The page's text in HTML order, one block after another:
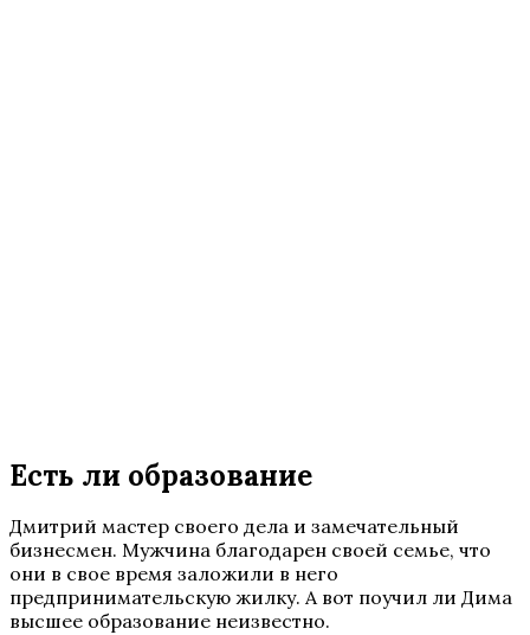
Есть ли образование
Дмитрий мастер своего дела и замечательный
бизнесмен. Мужчина благодарен своей семье, что
они в свое время заложили в него
предпринимательскую жилку. А вот поучил ли Дима
высшее образование неизвестно.